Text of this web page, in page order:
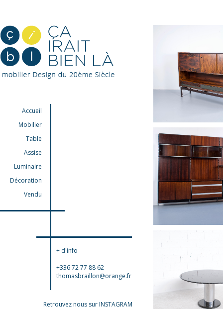
Accueil
Mobilier
Table
Assise
Luminaire
Décoration
Vendu
+ d'info
+336 72 77 88 62
thomasbraillon@orange.fr
Retrouvez nous sur INSTAGRAM